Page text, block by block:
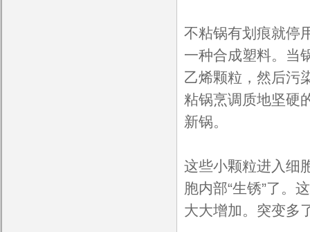
不粘锅有划痕就停
一种合成塑料。当
乙烯颗粒，然后污
粘锅烹调质地坚硬
新锅。
这些小颗粒进入细
胞内部“生锈”了。
大大增加。突变多